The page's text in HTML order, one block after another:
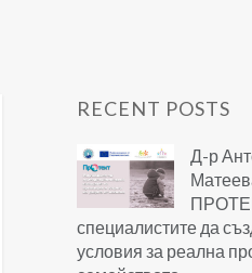
RECENT POSTS
Д-р
специалистите да
условия за реална